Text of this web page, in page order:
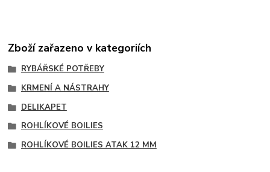
Zboží zařazeno v kategoriích
RYBÁŘSKÉ POTŘEBY
KRMENÍ A NÁSTRAHY
DELIKAPET
ROHLÍKOVÉ BOILIES
ROHLÍKOVÉ BOILIES ATAK 12 MM